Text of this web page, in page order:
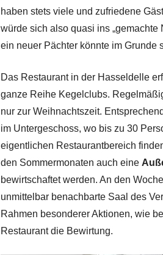
haben stets viele und zufriedene
würde sich also quasi ins „gemachte
ein neuer Pächter könnte im Grunde
Das Restaurant in der Hasseldelle
ganze Reihe Kegelclubs.
nur zur Weihnachtszeit.
im Untergeschoss, wo bis zu 30
eigentlichen Restaurantbereich
den Sommermonaten auch eine
bewirtschaftet werden. An den
unmittelbar benachbarte Saal des
Rahmen besonderer Aktionen, wie
Restaurant die Bewirtung.